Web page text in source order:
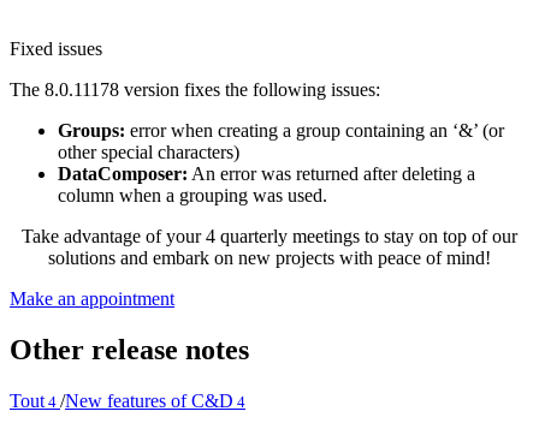
Fixed issues
The 8.0.11178 version fixes the following issues:
Groups: error when creating a group containing an ‘&’ (or
other special characters)
DataComposer: An error was returned after deleting a
column when a grouping was used.
Take advantage of your 4 quarterly meetings to stay on top of our
solutions and embark on new projects with peace of mind!
Make an appointment
Other release notes
Tout 4 /New features of C&D 4